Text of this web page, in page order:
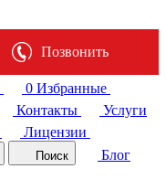
Позвонить
0 Избранные
Контакты
Услуги
Лицензии
Поиск
Блог